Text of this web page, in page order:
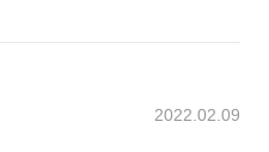
2022.02.09